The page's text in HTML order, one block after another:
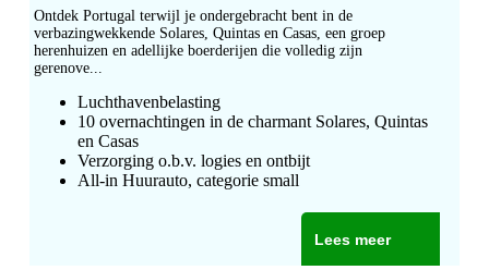
Ontdek Portugal terwijl je ondergebracht bent in de
verbazingwekkende Solares, Quintas en Casas, een groep
herenhuizen en adellijke boerderijen die volledig zijn
gerenove...
Luchthavenbelasting
10 overnachtingen in de charmant Solares, Quintas
en Casas
Verzorging o.b.v. logies en ontbijt
All-in Huurauto, categorie small
Lees meer